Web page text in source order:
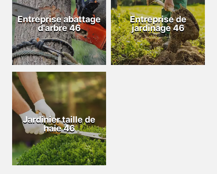
Entreprise abattage
d'arbre 46
Entreprise de
jardinage 46
Jardinier taille de
haie 46